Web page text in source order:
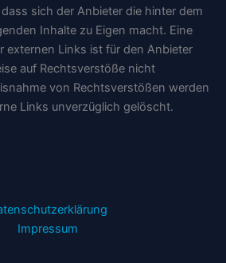
sich der Anbieter die hinter dem
Inhalte zu Eigen macht. Eine
externen Links ist für den Anbieter
auf Rechtsverstöße nicht
von Rechtsverstößen werden
Links unverzüglich gelöscht.
Impressum